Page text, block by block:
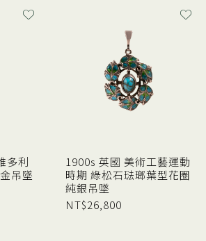
多利
吊墜
1900s 英國 美術工藝運動
時期 綠松石琺瑯葉型花圈
純銀吊墜
NT$26,800